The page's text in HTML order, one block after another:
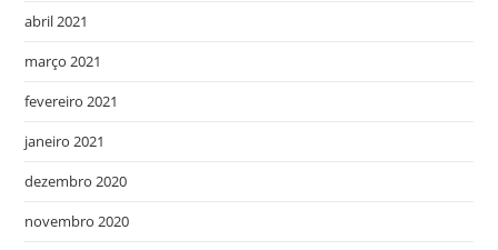
abril 2021
março 2021
fevereiro 2021
janeiro 2021
dezembro 2020
novembro 2020